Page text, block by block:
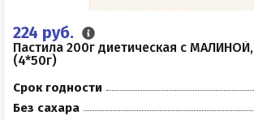
224 руб.
Пастила 200г диетическая с
(4*50г)
Срок годности
Без сахара